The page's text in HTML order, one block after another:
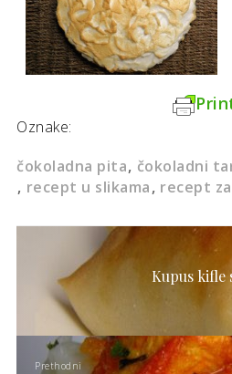
Oznake:
čokoladna pita čokoladni
recept u slikama recept
Kupus kifle
Prethodni